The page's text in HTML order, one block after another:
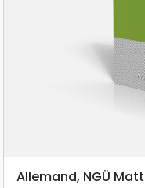
Allemand, NGÜ